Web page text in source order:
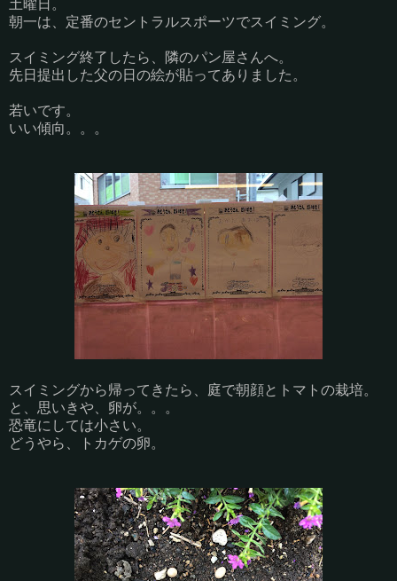
土曜日。
朝一は、定番のセントラルスポーツでスイミング。
スイミング終了したら、隣のパン屋さんへ。
先日提出した父の日の絵が貼ってありました。
若いです。
いい傾向。。。
スイミングから帰ってきたら、庭で朝顔とトマトの栽培。
と、思いきや、卵が。。。
恐竜にしては小さい。
どうやら、トカゲの卵。